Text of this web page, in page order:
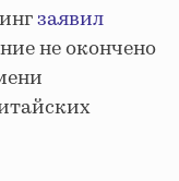
заявил
не окончено